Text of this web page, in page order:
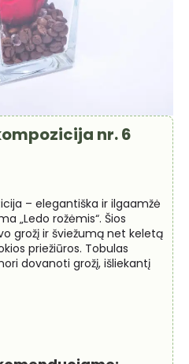
nr. 6
– elegantiška ir ilgaamžė
„Ledo rožėmis“. Šios
grožį ir šviežumą net keletą
priežiūros. Tobulas
dovanoti grožį, išliekantį